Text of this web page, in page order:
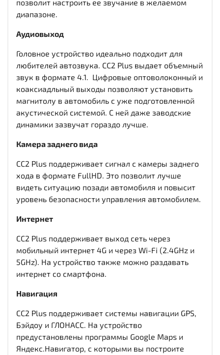
позволит настроить ее звучание в желаемом
диапазоне.
Аудиовыход
Головное устройство идеально подходит для
любителей автозвука. CC2 Plus выдает объемный
звук в формате 4.1. Цифровые оптоволоконный и
коаксиадльный выходы позволяют установить
магнитолу в автомобиль с уже подготовленной
акустической системой. С ней даже заводские
динамики зазвучат гораздо лучше.
Камера заднего вида
CC2 Plus поддерживает сигнал с камеры заднего
хода в формате FullHD. Это позволит лучше
видеть ситуацию позади автомобиля и повысит
уровень безопасности управления автомобилем.
Интернет
CC2 Plus поддерживает выход сеть через
мобильный интернет 4G и через Wi-Fi (2.4GHz и
5GHz). На устройство также можно раздавать
интернет со смартфона.
Навигация
CC2 Plus поддерживает системы навигации GPS,
Бэйдоу и ГЛОНАСС. На устройство
предустановлены программы Google Maps и
Яндекс.Навигатор, с которыми вы построите